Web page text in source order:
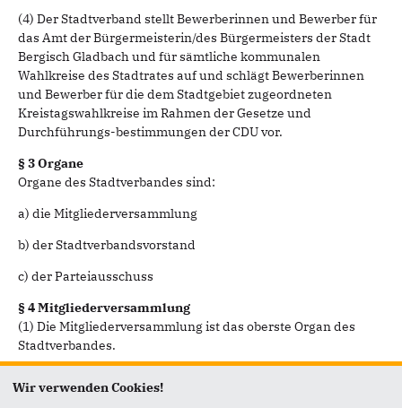
(4) Der Stadtverband stellt Bewerberinnen und Bewerber für
das Amt der Bürgermeisterin/des Bürgermeisters der Stadt
Bergisch Gladbach und für sämtliche kommunalen
Wahlkreise des Stadtrates auf und schlägt Bewerberinnen
und Bewerber für die dem Stadtgebiet zugeordneten
Kreistagswahlkreise im Rahmen der Gesetze und
Durchführungs-bestimmungen der CDU vor.
§ 3 Organe
Organe des Stadtverbandes sind:
a) die Mitgliederversammlung
b) der Stadtverbandsvorstand
c) der Parteiausschuss
§ 4 Mitgliederversammlung
(1) Die Mitgliederversammlung ist das oberste Organ des
Stadtverbandes.
Wir verwenden Cookies!